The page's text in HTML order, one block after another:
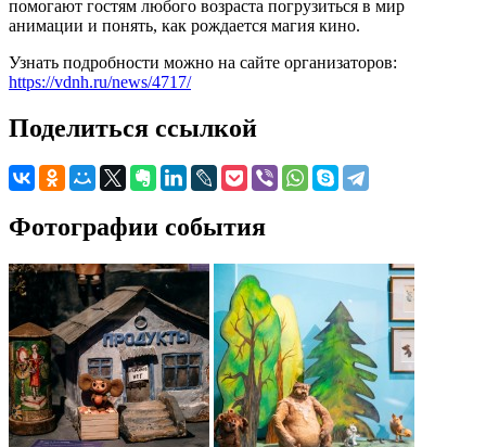
помогают гостям любого возраста погрузиться в мир
анимации и понять, как рождается магия кино.
Узнать подробности можно на сайте организаторов:
https://vdnh.ru/news/4717/
Поделиться ссылкой
Фотографии события